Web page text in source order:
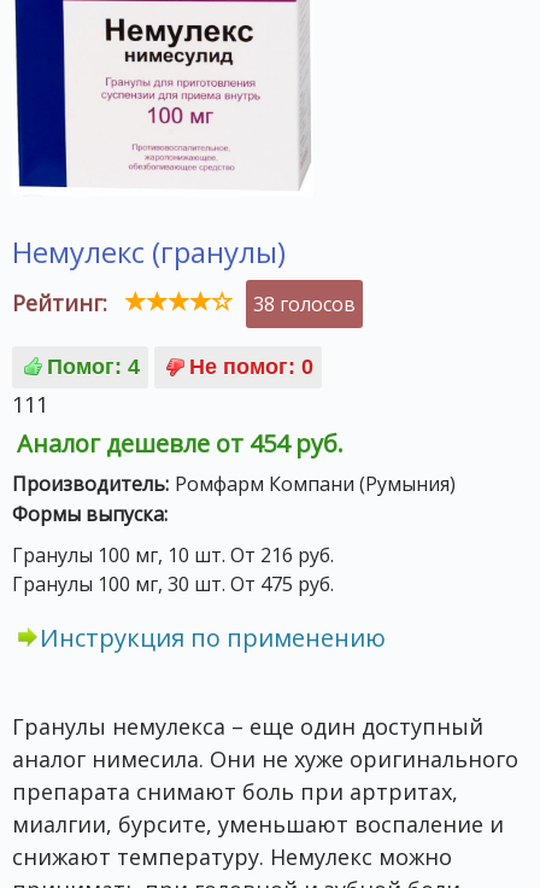
Немулекс (гранулы)
Рейтинг: 38 голосов
111
Аналог дешевле от 454 руб.
Производитель: Ромфарм Компани (Румыния)
Формы выпуска:
Гранулы 100 мг, 10 шт. От 216 руб.
Гранулы 100 мг, 30 шт. От 475 руб.
Инструкция по применению
Гранулы немулекса – еще один доступный
аналог нимесила. Они не хуже оригинального
препарата снимают боль при артритах,
миалгии, бурсите, уменьшают воспаление и
снижают температуру. Немулекс можно